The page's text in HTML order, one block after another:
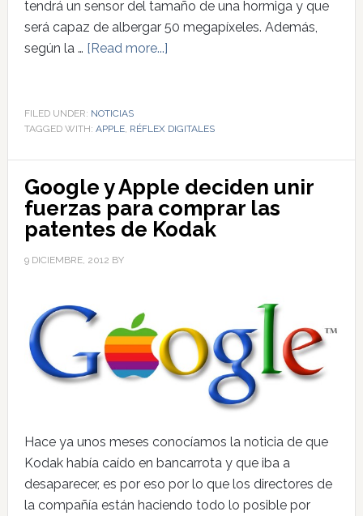
tendrá un sensor del tamaño de una hormiga y que
será capaz de albergar 50 megapíxeles. Además,
según la … [Read more...]
FILED UNDER: NOTICIAS
TAGGED WITH: APPLE, RÉFLEX DIGITALES
Google y Apple deciden unir
fuerzas para comprar las
patentes de Kodak
9 DICIEMBRE, 2012 BY
Hace ya unos meses conocíamos la noticia de que
Kodak había caído en bancarrota y que iba a
desaparecer, es por eso por lo que los directores de
la compañía están haciendo todo lo posible por